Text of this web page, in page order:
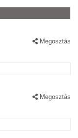
Megosztás
Megosztás